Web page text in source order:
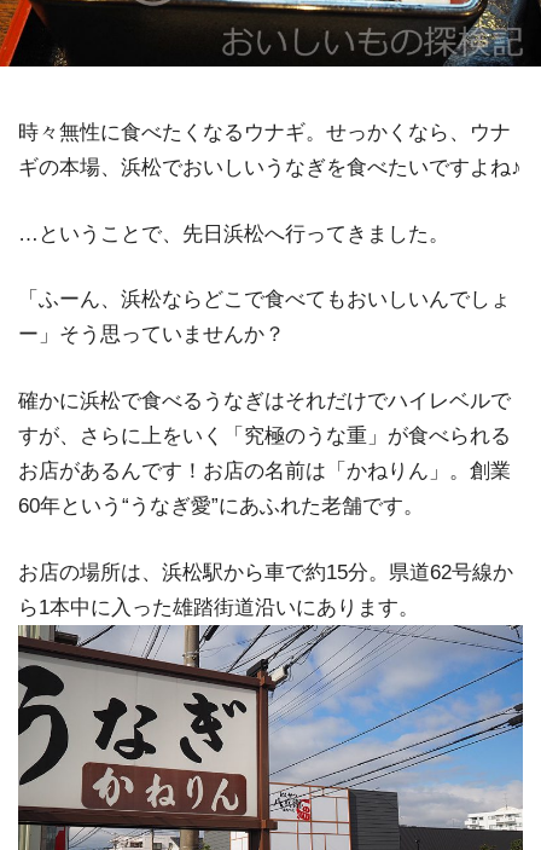
時々無性に食べたくなるウナギ。せっかくなら、ウナ
ギの本場、浜松でおいしいうなぎを食べたいですよね♪
…ということで、先日浜松へ行ってきました。
「ふーん、浜松ならどこで食べてもおいしいんでしょ
ー」そう思っていませんか？
確かに浜松で食べるうなぎはそれだけでハイレベルで
すが、さらに上をいく「究極のうな重」が食べられる
お店があるんです！お店の名前は「かねりん」。創業
60年という“うなぎ愛”にあふれた老舗です。
お店の場所は、浜松駅から車で約15分。県道62号線か
ら1本中に入った雄踏街道沿いにあります。